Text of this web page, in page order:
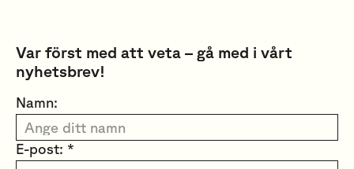
Var först med att veta – gå med i vårt
nyhetsbrev!
Namn:
E-post: *